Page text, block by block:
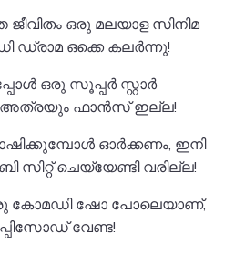
ഒരു മലയാള സിനിമ
ഡ്രാമ ഒക്കെ കലർന്നു!
ഒരു സൂപ്പർ സ്റ്റാർ
അത്രയും ഫാൻസ് ഇല്ല!
ഓർക്കണം, ഇനി
സിറ്റ് ചെയ്യേണ്ടി വരില്ല!
ഒരു കോമഡി ഷോ പോലെയാണ്,
വേണ്ട!